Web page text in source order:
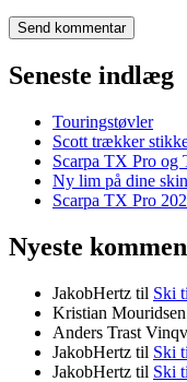
Seneste indlæg
Touringstøvler
Scott trækker
Scarpa TX Pro og
Ny lim på dine
Scarpa TX Pro
Nyeste
JakobHertz til Ski
Kristian Mouridsen
Anders Trast
JakobHertz til Ski
JakobHertz til Ski